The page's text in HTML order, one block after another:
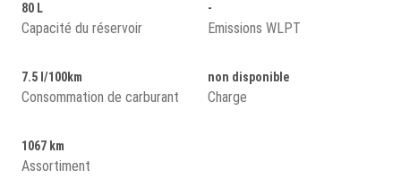
80 L
Capacité du réservoir
-
Emissions WLPT
7.5 l/100km
Consommation de carburant
non disponible
Charge
1067 km
Assortiment